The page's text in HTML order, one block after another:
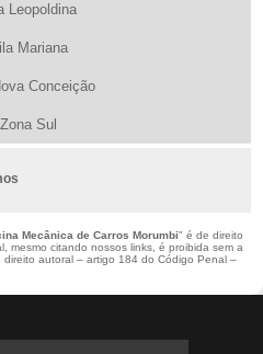
Leopoldina
Mariana
Conceição
Zona Sul
Mecânica de Carros Morumbi" é de direito
mesmo citando nossos links, é proibida sem a
autoral – artigo 184 do Código Penal –